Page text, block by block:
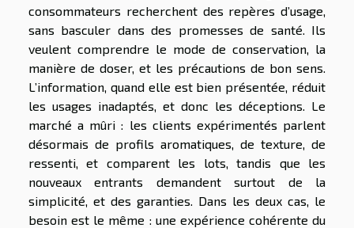
consommateurs recherchent des repères d’usage,
sans basculer dans des promesses de santé. Ils
veulent comprendre le mode de conservation, la
manière de doser, et les précautions de bon sens.
L’information, quand elle est bien présentée, réduit
les usages inadaptés, et donc les déceptions. Le
marché a mûri : les clients expérimentés parlent
désormais de profils aromatiques, de texture, de
ressenti, et comparent les lots, tandis que les
nouveaux entrants demandent surtout de la
simplicité, et des garanties. Dans les deux cas, le
besoin est le même : une expérience cohérente du